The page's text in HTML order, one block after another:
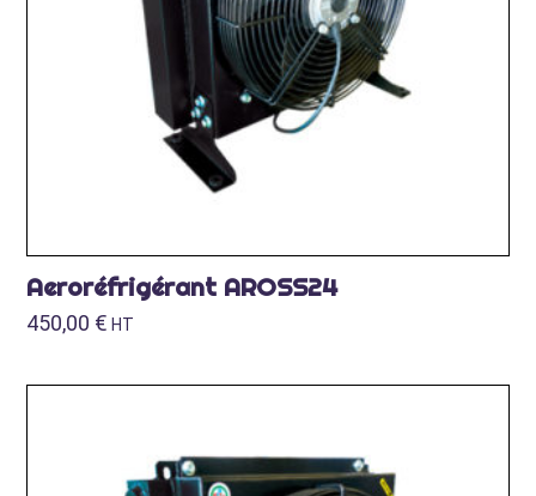
Aeroréfrigérant AROSS24
450,00 € HT